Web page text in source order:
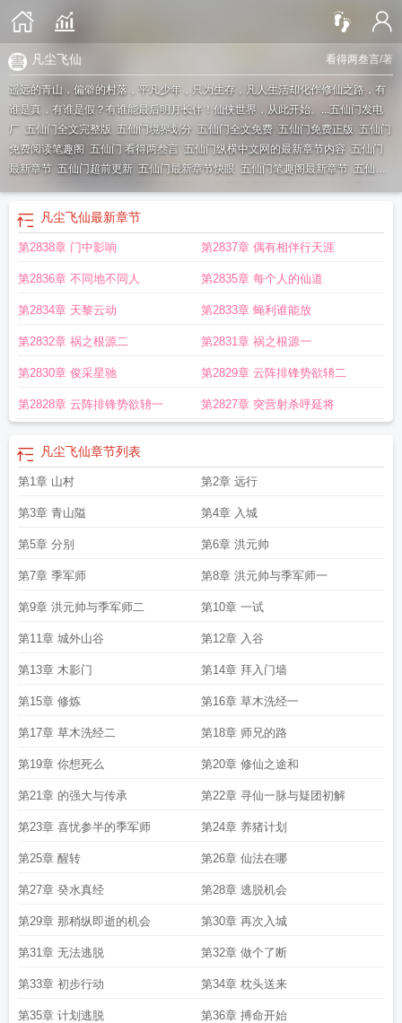
看得两叁言/著
凡尘飞仙
遥远的青山，偏僻的村落，平凡少年，只为生存，凡人生活却化作修仙之路，有
谁是真，有谁是假？有谁能最后明月长伴！仙侠世界，从此开始。...五仙门发电
厂 五仙门全文完整版 五仙门境界划分 五仙门全文免费 五仙门免费正版 五仙门
免费阅读笔趣阁 五仙门 看得两叁言 五仙门纵横中文网的最新章节内容 五仙门
最新章节 五仙门超前更新 五仙门最新章节快眼 五仙门笔趣阁最新章节 五仙门
门人物简介大全
五仙门百度百科
横官网
门最新章节笔趣阁提供
五仙门最新免费阅读全文五仙门TXT八零五仙门有
阅读
五仙门最新章节列表五仙门完结版免费阅读 五仙门在哪个平台更新
门最新五仙门全文免费阅读 五仙门百科
凡尘飞仙最新章节
第2838章 门中影响 第2837章 偶有相伴行天涯
第2836章 不同地不同人 第2835章 每个人的仙道
第2834章 天黎云动 第2833章 蝇利谁能放
第2832章 祸之根源二 第2831章 祸之根源一
第2830章 俊采星驰 第2829章 云阵排锋势欲辀二
第2828章 云阵排锋势欲辀一 第2827章 突营射杀呼延将
凡尘飞仙章节列表
第1章 山村 第2章 远行
第3章 青山隘 第4章 入城
第5章 分别 第6章 洪元帅
第7章 季军师 第8章 洪元帅与季军师一
第9章 洪元帅与季军师二 第10章 一试
第11章 城外山谷 第12章 入谷
第13章 木影门 第14章 拜入门墙
第15章 修炼 第16章 草木洗经一
第17章 草木洗经二 第18章 师兄的路
第19章 你想死么 第20章 修仙之途和
第21章 的强大与传承 第22章 寻仙一脉与疑团初解
第23章 喜忧参半的季军师 第24章 养猪计划
第25章 醒转 第26章 仙法在哪
第27章 癸水真经 第28章 逃脱机会
第29章 那稍纵即逝的机会 第30章 再次入城
第31章 无法逃脱 第32章 做个了断
第33章 初步行动 第34章 枕头送来
第35章 计划逃脱 第36章 搏命开始